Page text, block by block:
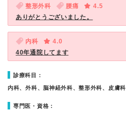
整形外科 腰痛
4.5
ありがとうございました。
内科
4.0
40年通院してます
診療科目：
内科、外科、脳神経外科、整形外科、皮膚科
専門医・資格：